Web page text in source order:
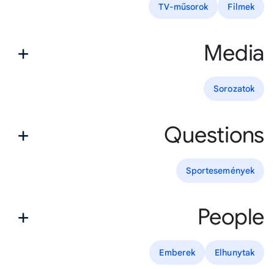
Filmek
TV-műsorok
Media
Sorozatok
Questions
Sportesemények
People
Elhunytak
Emberek